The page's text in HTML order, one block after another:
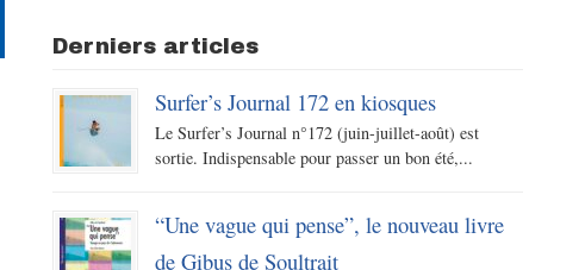
Derniers articles
Surfer’s Journal 172 en kiosques
Le Surfer’s Journal n°172 (juin-juillet-août) est
sortie. Indispensable pour passer un bon été,...
“Une vague qui pense”, le nouveau livre
de Gibus de Soultrait